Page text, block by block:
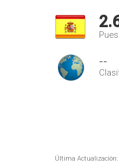
--
Última Actualización: